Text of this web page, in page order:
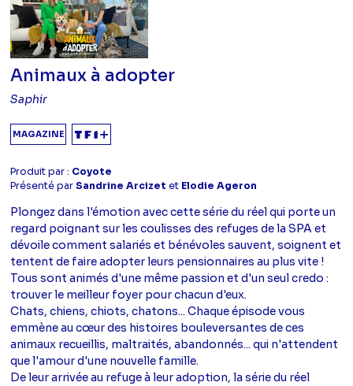
Animaux à adopter
Saphir
MAGAZINE
Produit par : Coyote
Présenté parSandrine Arcizet et Elodie Ageron
Plongez dans l'émotion avec cette série du réel qui porte un
regard poignant sur les coulisses des refuges de la SPA et
dévoile comment salariés et bénévoles sauvent, soignent et
tentent de faire adopter leurs pensionnaires au plus vite !
Tous sont animés d'une même passion et d'un seul credo :
trouver le meilleur foyer pour chacun d'eux.
Chats, chiens, chiots, chatons... Chaque épisode vous
emmène au cœur des histoires bouleversantes de ces
animaux recueillis, maltraités, abandonnés... qui n'attendent
que l'amour d'une nouvelle famille.
De leur arrivée au refuge à leur adoption, la série du réel